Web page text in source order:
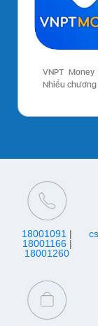
VNPT
Nhiều
18001091 |
18001166|
18001260